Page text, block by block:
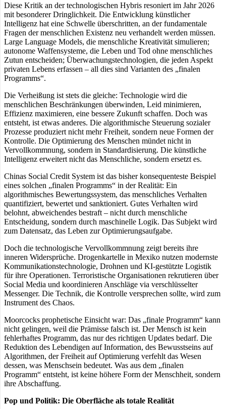
Diese Kritik an der technologischen Hybris resoniert im Jahr 2026
mit besonderer Dringlichkeit. Die Entwicklung künstlicher
Intelligenz hat eine Schwelle überschritten, an der fundamentale
Fragen der menschlichen Existenz neu verhandelt werden müssen.
Large Language Models, die menschliche Kreativität simulieren;
autonome Waffensysteme, die Leben und Tod ohne menschliches
Zutun entscheiden; Überwachungstechnologien, die jeden Aspekt
privaten Lebens erfassen – all dies sind Varianten des „finalen
Programms“.
Die Verheißung ist stets die gleiche: Technologie wird die
menschlichen Beschränkungen überwinden, Leid minimieren,
Effizienz maximieren, eine bessere Zukunft schaffen. Doch was
entsteht, ist etwas anderes. Die algorithmische Steuerung sozialer
Prozesse produziert nicht mehr Freiheit, sondern neue Formen der
Kontrolle. Die Optimierung des Menschen mündet nicht in
Vervollkommnung, sondern in Standardisierung. Die künstliche
Intelligenz erweitert nicht das Menschliche, sondern ersetzt es.
Chinas Social Credit System ist das bisher konsequenteste Beispiel
eines solchen „finalen Programms“ in der Realität: Ein
algorithmisches Bewertungssystem, das menschliches Verhalten
quantifiziert, bewertet und sanktioniert. Gutes Verhalten wird
belohnt, abweichendes bestraft – nicht durch menschliche
Entscheidung, sondern durch maschinelle Logik. Das Subjekt wird
zum Datensatz, das Leben zur Optimierungsaufgabe.
Doch die technologische Vervollkommnung zeigt bereits ihre
inneren Widersprüche. Drogenkartelle in Mexiko nutzen modernste
Kommunikationstechnologie, Drohnen und KI-gestützte Logistik
für ihre Operationen. Terroristische Organisationen rekrutieren über
Social Media und koordinieren Anschläge via verschlüsselter
Messenger. Die Technik, die Kontrolle versprechen sollte, wird zum
Instrument des Chaos.
Moorcocks prophetische Einsicht war: Das „finale Programm“ kann
nicht gelingen, weil die Prämisse falsch ist. Der Mensch ist kein
fehlerhaftes Programm, das nur des richtigen Updates bedarf. Die
Reduktion des Lebendigen auf Information, des Bewusstseins auf
Algorithmen, der Freiheit auf Optimierung verfehlt das Wesen
dessen, was Menschsein bedeutet. Was aus dem „finalen
Programm“ entsteht, ist keine höhere Form der Menschheit, sondern
ihre Abschaffung.
Pop und Politik: Die Oberfläche als totale Realität